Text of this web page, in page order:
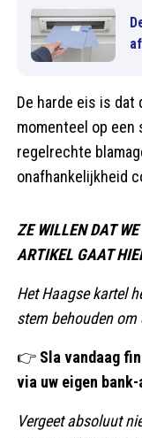
De harde eis is dat
momenteel op
regelrechte
onafhankelijkheid
ZE WILLEN DAT
ARTIKEL GAAT
Het Haagse kartel
stem behouden
👉 Sla vandaag
via uw eigen bank-
Vergeet absoluut